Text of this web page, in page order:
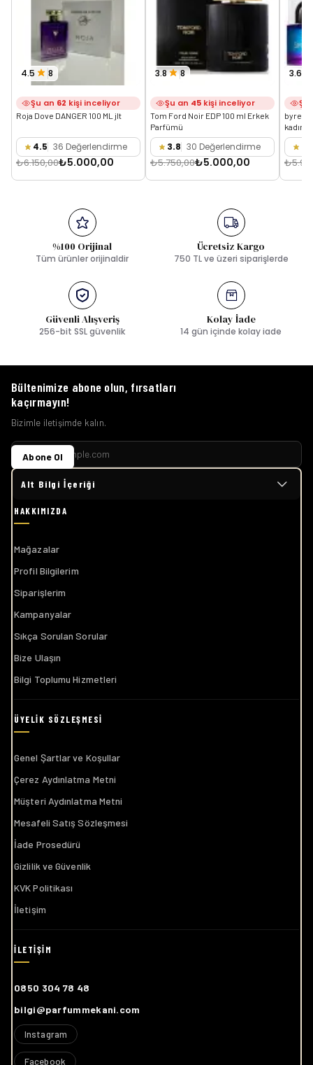
4.5 8
Şu an 62 kişi inceliyor
Roja Dove DANGER 100 ML jlt
4.5 36 Değerlendirme
₺6.150,00₺5.000,00
3.8 8
Şu an 45 kişi inceliyor
Tom Ford Noir EDP 100 ml Erkek
Parfümü
3.8 30 Değerlendirme
₺5.750,00₺5.000,00
3.6
Şu
byredo
kadın
%100 Orijinal
Tüm ürünler orijinaldir
Ücretsiz Kargo
750 TL ve üzeri siparişlerde
Güvenli Alışveriş
256-bit SSL güvenlik
Kolay İade
14 gün içinde kolay iade
Alt Bilgi İçeriği
Mağazalar
Profil Bilgilerim
Siparişlerim
Kampanyalar
Sıkça Sorulan Sorular
Bize Ulaşın
Bilgi Toplumu Hizmetleri
Genel Şartlar ve Koşullar
Çerez Aydınlatma Metni
Müşteri Aydınlatma Metni
Mesafeli Satış Sözleşmesi
İade Prosedürü
Gizlilik ve Güvenlik
KVK Politikası
İletişim
0850 304 78 48
bilgi@parfummekani.com
Instagram
Facebook
Bültenimize abone olun, fırsatları
kaçırmayın!
Bizimle iletişimde kalın.
Abone Ol